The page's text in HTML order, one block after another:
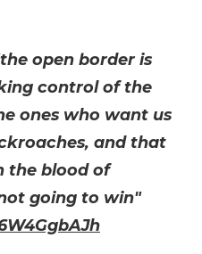
open border is
control of the
ones who want us
and that
the blood of
going to win"